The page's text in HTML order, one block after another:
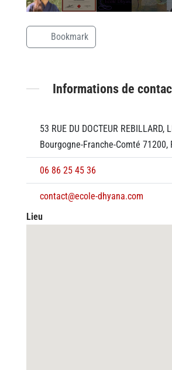
Bookmark
Informations de
53 RUE DU DOCTEUR REBILLARD,
Bourgogne-Franche-Comté 71200,
06 86 25 45 36
contact@ecole-dhyana.com
Lieu